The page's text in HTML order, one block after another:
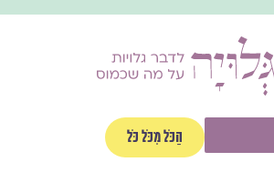
הַכֹּל מִכֹּל כֹּל